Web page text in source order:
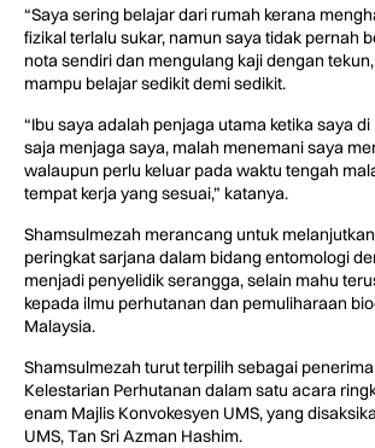
“Saya sering belajar dari rumah kerana
fizikal terlalu sukar, namun saya tidak pernah
nota sendiri dan mengulang kaji dengan
mampu belajar sedikit demi sedikit.
“Ibu saya adalah penjaga utama ketika saya
saja menjaga saya, malah menemani saya
walaupun perlu keluar pada waktu tengah
tempat kerja yang sesuai,” katanya.
Shamsulmezah merancang untuk
peringkat sarjana dalam bidang entomologi
menjadi penyelidik serangga, selain mahu
kepada ilmu perhutanan dan pemuliharaan
Malaysia.
Shamsulmezah turut terpilih sebagai
Kelestarian Perhutanan dalam satu acara
enam Majlis Konvokesyen UMS, yang
UMS, Tan Sri Azman Hashim.